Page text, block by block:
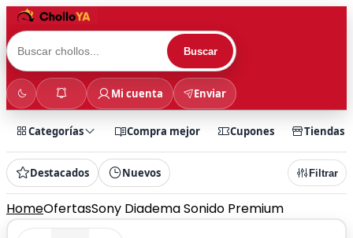
Buscar
Mi cuenta Enviar
Categorías Compra mejor Cupones Tiendas
Destacados Nuevos Filtrar
HomeOfertasSony Diadema Sonido Premium